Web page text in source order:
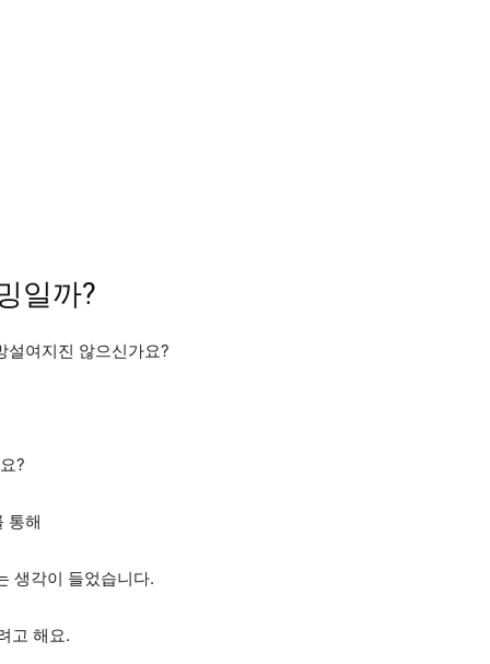
일까?
설여지진 않으신가요?
?
통해
생각이 들었습니다.
고 해요.